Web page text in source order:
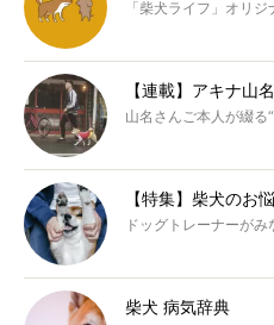
「柴犬ライフ」オリジ
【連載】アキナ山
山名さんご本人が綴る
【特集】柴犬のお
ドッグトレーナーがみ
柴犬 病気辞典